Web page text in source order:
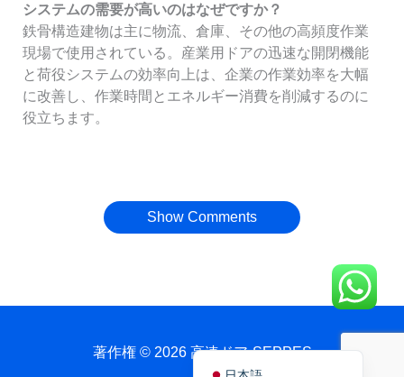
システムの需要が高いのはなぜですか？
鉄骨構造建物は主に物流、倉庫、その他の高頻度作業
現場で使用されている。産業用ドアの迅速な開閉機能
と荷役システムの効率向上は、企業の作業効率を大幅
に改善し、作業時間とエネルギー消費を削減するのに
役立ちます。
Show Comments
著作権 © 2026 高速ドア-SEPPES
English
Polski